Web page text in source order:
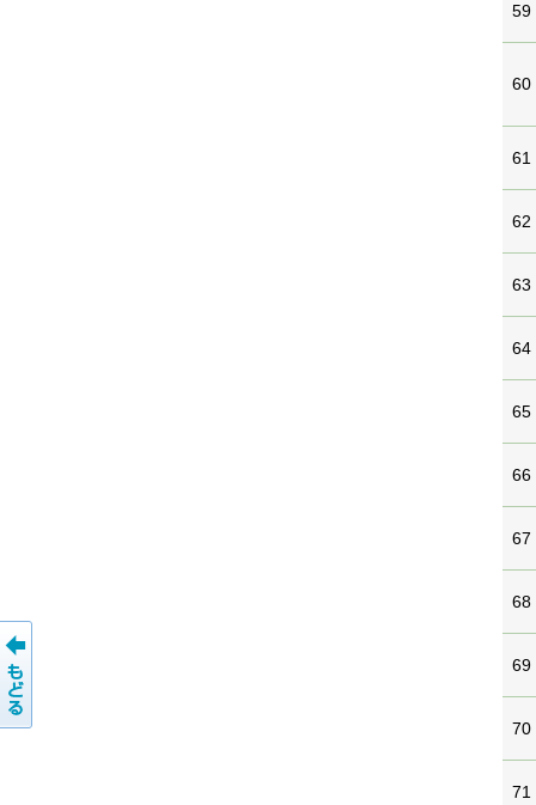
59
60
61
62
63
64
65
66
67
68
69
70
71